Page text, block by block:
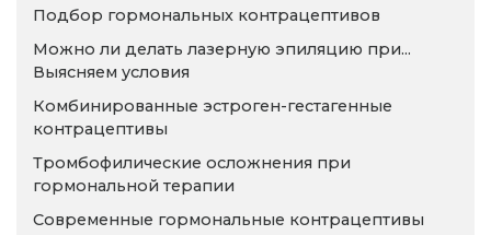
Подбор гормональных контрацептивов
Можно ли делать лазерную эпиляцию при...
Выясняем условия
Комбинированные эстроген-гестагенные
контрацептивы
Тромбофилические осложнения при
гормональной терапии
Современные гормональные контрацептивы